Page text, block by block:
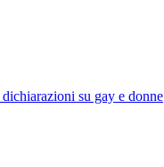
su gay e donne